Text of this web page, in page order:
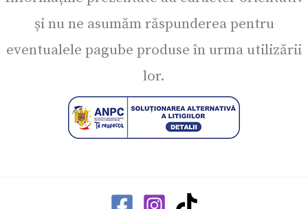
și nu ne asumăm răspunderea pentru
eventualele pagube produse în urma utilizării
lor.